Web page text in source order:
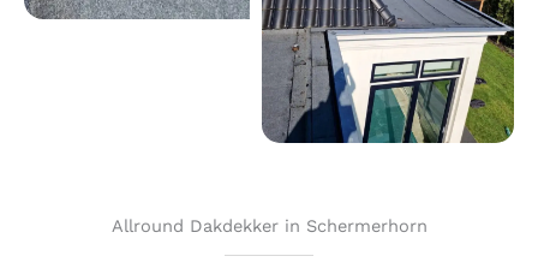
Allround Dakdekker in Schermerhorn